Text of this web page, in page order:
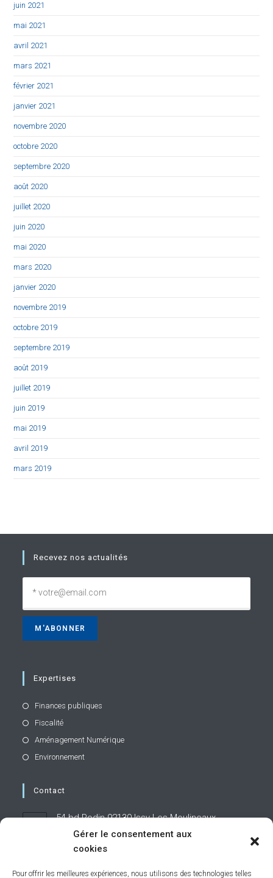
Gérer le consentement aux
cookies
Pour offrir les meilleures expériences, nous utilisons des technologies telles
juin 2021
mai 2021
avril 2021
mars 2021
février 2021
janvier 2021
novembre 2020
octobre 2020
septembre 2020
août 2020
juillet 2020
juin 2020
mai 2020
mars 2020
janvier 2020
novembre 2019
octobre 2019
septembre 2019
août 2019
juillet 2019
juin 2019
mai 2019
avril 2019
mars 2019
Recevez nos actualités
Expertises
Finances publiques
Fiscalité
Aménagement Numérique
Environnement
Contact
54 bd Rodin 92130 Issy-Les-Moulineaux
01 71 19 95 60